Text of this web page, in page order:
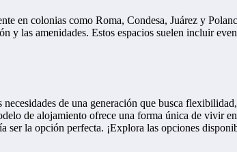
en colonias como Roma, Condesa, Juárez y
las amenidades. Estos espacios suelen incluir
necesidades de una generación que busca
de alojamiento ofrece una forma única de vivir
la opción perfecta. ¡Explora las opciones